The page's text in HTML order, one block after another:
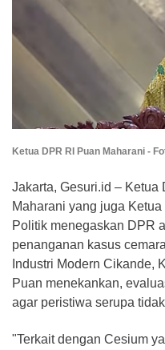
Ketua DPR RI Puan Maharani -
Jakarta, Gesuri.id – Ketua
Maharani yang juga
Politik menegaskan DPR
penanganan kasus
Industri Modern Cikande,
Puan menekankan,
agar peristiwa serupa
"Terkait dengan Cesium